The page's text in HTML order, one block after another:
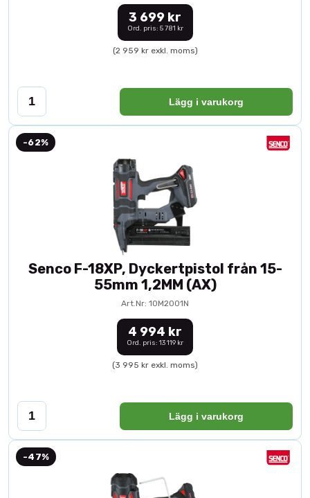
3 699 kr
Ord. pris: 5 781 kr
(2 959 kr exkl. moms)
Lägg i varukorg
-62%
Senco F-18XP, Dyckertpistol från 15-
55mm 1,2MM (AX)
Art.Nr: 10M2001N
4 994 kr
Ord. pris: 13 119 kr
(3 995 kr exkl. moms)
Lägg i varukorg
-47%